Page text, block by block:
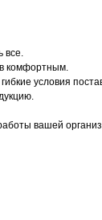
все.
комфортным.
условия
вашей